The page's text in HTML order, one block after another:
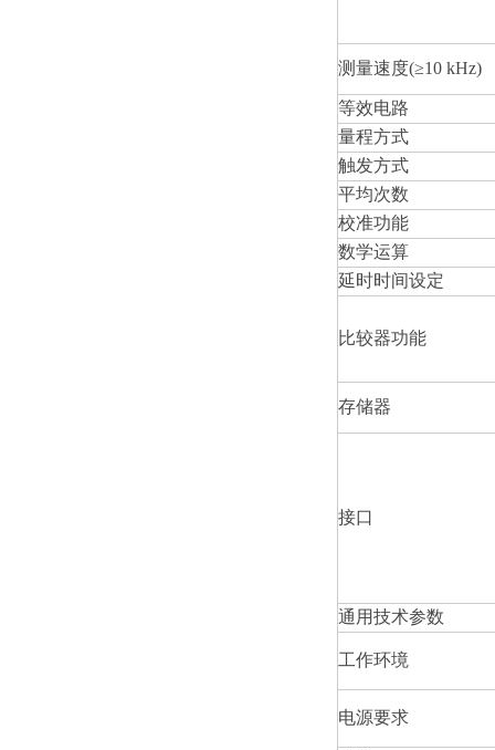
测量速度(≥10 kHz)
等效电路
量程方式
触发方式
平均次数
校准功能
数学运算
延时时间设定
比较器功能
存储器
接口
通用技术参数
工作环境
电源要求